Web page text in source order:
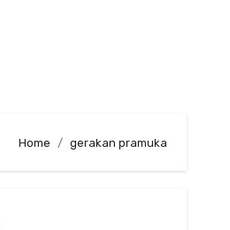
Home gerakan pramuka